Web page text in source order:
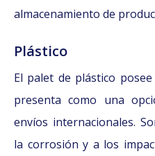
almacenamiento de
Plástico
El palet de plástico
presenta como una
envíos internacionales.
la corrosión y a los